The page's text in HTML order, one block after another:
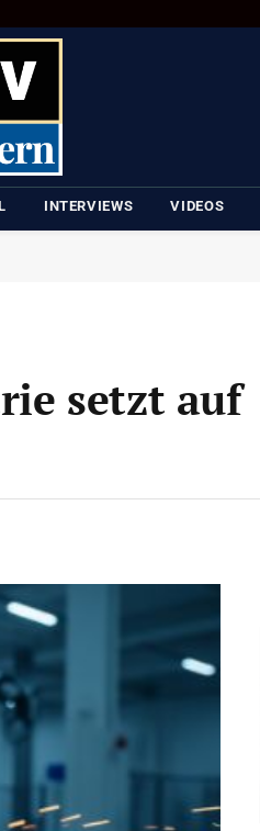
INTERVIEWS VIDEOS
setzt auf